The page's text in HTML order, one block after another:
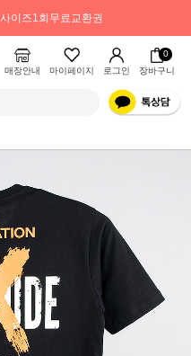
사이즈1회무료교환권
매장안내 마이페이지 로그인
0
장바구니